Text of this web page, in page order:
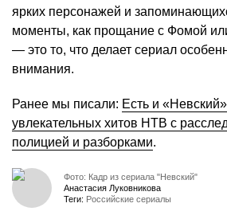
ярких персонажей и
моменты, как прощание с Фомой
— это то, что делает сериал
внимания.
Ранее мы писали: Есть и
увлекательных хитов НТВ с
полицией и разборками.
Фото: Кадр из сериала "Невский"
Анастасия Луковникова
Теги: Российские сериалы